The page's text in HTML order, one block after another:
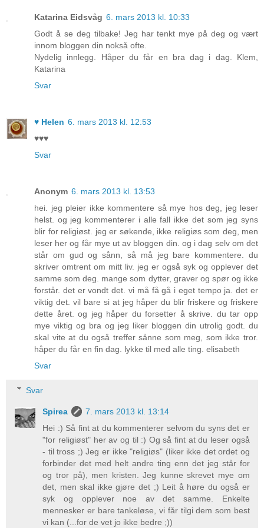
Katarina Eidsvåg 6. mars 2013 kl. 10:33
Godt å se deg tilbake! Jeg har tenkt mye på deg og vært
innom bloggen din nokså ofte.
Nydelig innlegg. Håper du får en bra dag i dag. Klem,
Katarina
Svar
♥ Helen 6. mars 2013 kl. 12:53
♥♥♥
Svar
Anonym 6. mars 2013 kl. 13:53
hei. jeg pleier ikke kommentere så mye hos deg, jeg leser
helst. og jeg kommenterer i alle fall ikke det som jeg syns
blir for religiøst. jeg er søkende, ikke religiøs som deg, men
leser her og får mye ut av bloggen din. og i dag selv om det
står om gud og sånn, så må jeg bare kommentere. du
skriver omtrent om mitt liv. jeg er også syk og opplever det
samme som deg. mange som dytter, graver og spør og ikke
forstår. det er vondt det. vi må få gå i eget tempo ja. det er
viktig det. vil bare si at jeg håper du blir friskere og friskere
dette året. og jeg håper du forsetter å skrive. du tar opp
mye viktig og bra og jeg liker bloggen din utrolig godt. du
skal vite at du også treffer sånne som meg, som ikke tror.
håper du får en fin dag. lykke til med alle ting. elisabeth
Svar
Svar
Spirea
7. mars 2013 kl. 13:14
Hei :) Så fint at du kommenterer selvom du syns det er
"for religiøst" her av og til :) Og så fint at du leser også
- til tross ;) Jeg er ikke "religiøs" (liker ikke det ordet og
forbinder det med helt andre ting enn det jeg står for
og tror på), men kristen. Jeg kunne skrevet mye om
det, men skal ikke gjøre det ;) Leit å høre du også er
syk og opplever noe av det samme. Enkelte
mennesker er bare tankeløse, vi får tilgi dem som best
vi kan (...for de vet jo ikke bedre ;))